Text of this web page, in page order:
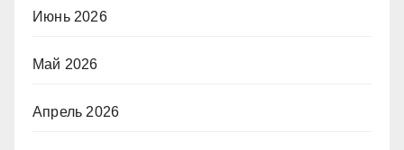
Июнь 2026
Май 2026
Апрель 2026